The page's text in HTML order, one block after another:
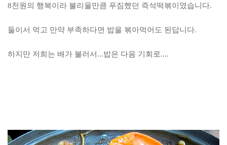
8천원의 행복이라 불리울만큼 푸짐했던 즉석떡볶이였습니다.
둘이서 먹고 만약 부족하다면 밥을 볶아먹어도 된답니다.
하지만 저희는 배가 불러서...밥은 다음 기회로....